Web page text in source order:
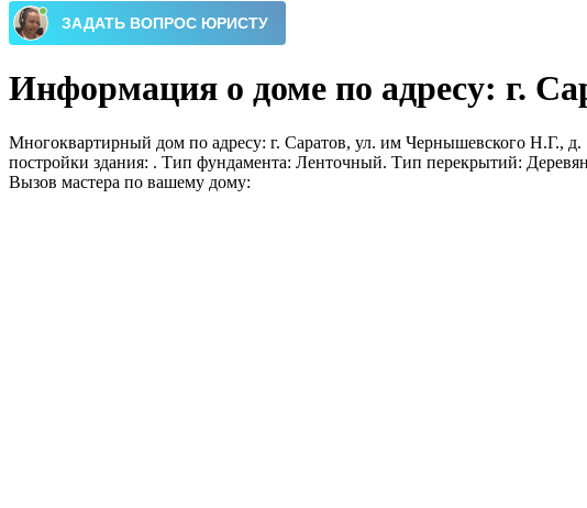
Информация о доме по адресу: г.
Многоквартирный дом по адресу: г. Саратов, ул. им Чернышевского Н.Г.,
постройки здания: . Тип фундамента: Ленточный. Тип перекрытий:
Вызов мастера по вашему дому: